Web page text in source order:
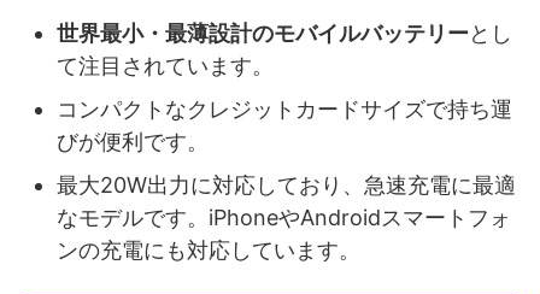
世界最小・最薄設計のモバイルバッテリーとし
て注目されています。
コンパクトなクレジットカードサイズで持ち運
びが便利です。
最大20W出力に対応しており、急速充電に最適
なモデルです。iPhoneやAndroidスマートフォ
ンの充電にも対応しています。